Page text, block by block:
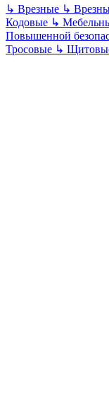
↳ Врезные ↳
Кодовые ↳
Повышенной
Тросовые ↳